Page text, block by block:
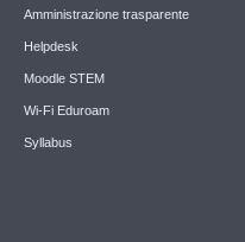
Amministrazione trasparente
Helpdesk
Moodle STEM
Wi-Fi Eduroam
Syllabus